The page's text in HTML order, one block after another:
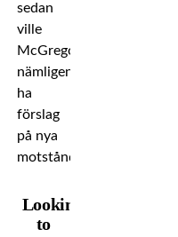
sedan
ville
McGregor
nämligen
ha
förslag
på nya
motståndare.
Looking
to